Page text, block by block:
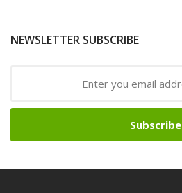
NEWSLETTER SUBSCRIBE
Subscribe